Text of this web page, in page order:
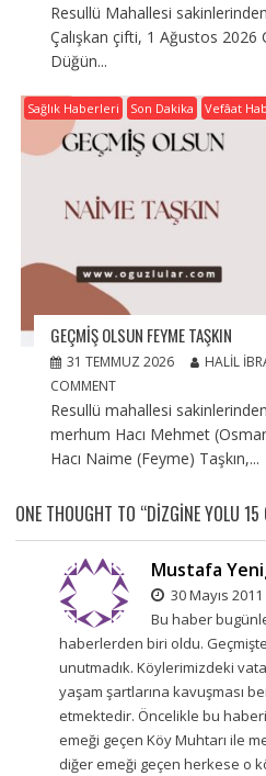
Resullü Mahallesi
Çalışkan çifti, 1 Ağustos 2026
Düğün...
Sağlık Haberleri Son Dakika Vefâat
GEÇMIŞ OLSUN FEYME TAŞKIN
31 TEMMUZ 2026 HALIL
COMMENT
Resullü mahallesi
merhum Hacı Mehmet
Hacı Naime (Feyme) Taşkın,...
ONE THOUGHT TO “DIZGINE YOLU 15
Mustafa
30 Mayıs
Bu haber
haberlerden biri oldu. Geçmişte
unutmadık. Köylerimizdeki
yaşam şartlarına kavuşması
etmektedir. Öncelikle bu
emeği geçen Köy Muhtarı ile
diğer emeği geçen herkese o